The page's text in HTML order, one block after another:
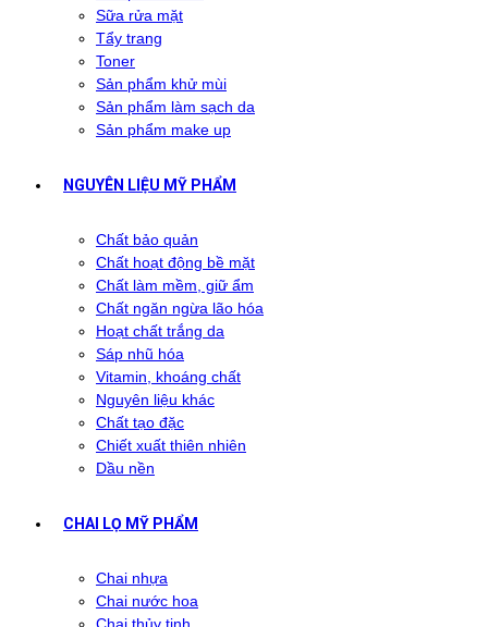
Sữa rửa mặt
Tẩy trang
Toner
Sản phẩm khử mùi
Sản phẩm làm sạch da
Sản phẩm make up
NGUYÊN LIỆU MỸ PHẨM
Chất bảo quản
Chất hoạt động bề mặt
Chất làm mềm, giữ ẩm
Chất ngăn ngừa lão hóa
Hoạt chất trắng da
Sáp nhũ hóa
Vitamin, khoáng chất
Nguyên liệu khác
Chất tạo đặc
Chiết xuất thiên nhiên
Dầu nền
CHAI LỌ MỸ PHẨM
Chai nhựa
Chai nước hoa